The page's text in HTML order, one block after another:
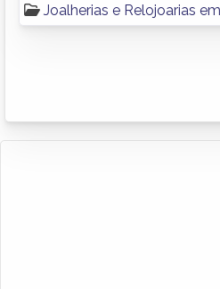
Joalherias e Relojoarias